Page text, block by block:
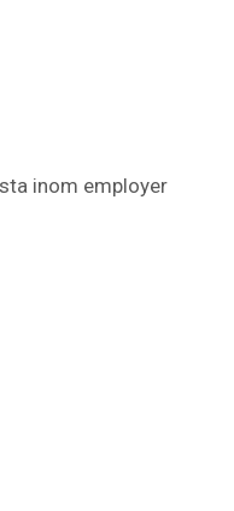
inom employer